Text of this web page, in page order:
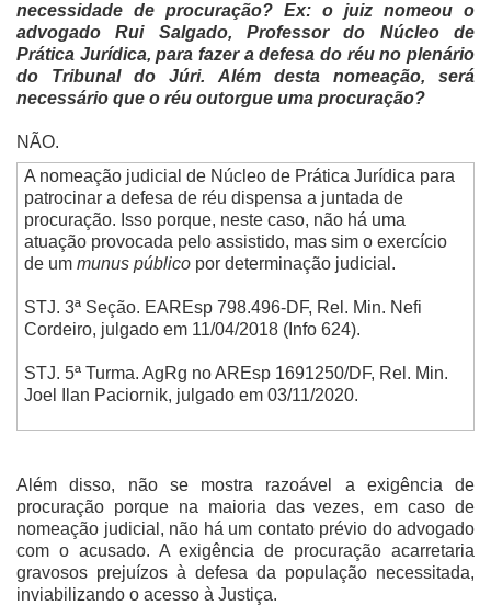
necessidade de procuração? Ex: o juiz nomeou o
advogado Rui Salgado, Professor do Núcleo de
Prática Jurídica, para fazer a defesa do réu no plenário
do Tribunal do Júri. Além desta nomeação, será
necessário que o réu outorgue uma procuração?
NÃO.
A nomeação judicial de Núcleo de Prática Jurídica para
patrocinar a defesa de réu dispensa a juntada de
procuração. Isso porque, neste caso, não há uma
atuação provocada pelo assistido, mas sim o exercício
de um munus públicopor determinação judicial.
STJ. 3ª Seção. EAREsp 798.496-DF, Rel. Min. Nefi
Cordeiro, julgado em 11/04/2018 (Info 624).
STJ. 5ª Turma. AgRg no AREsp 1691250/DF, Rel. Min.
Joel Ilan Paciornik, julgado em 03/11/2020.
Além disso, não se mostra razoável a exigência de
procuração porque na maioria das vezes, em caso de
nomeação judicial, não há um contato prévio do advogado
com o acusado. A exigência de procuração acarretaria
gravosos prejuízos à defesa da população necessitada,
inviabilizando o acesso à Justiça.